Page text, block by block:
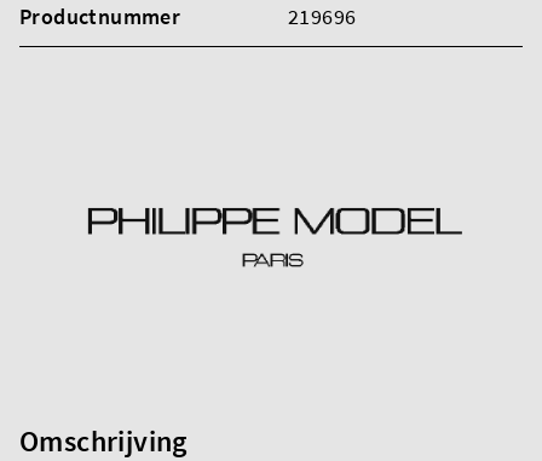
Productnummer 219696
Omschrijving